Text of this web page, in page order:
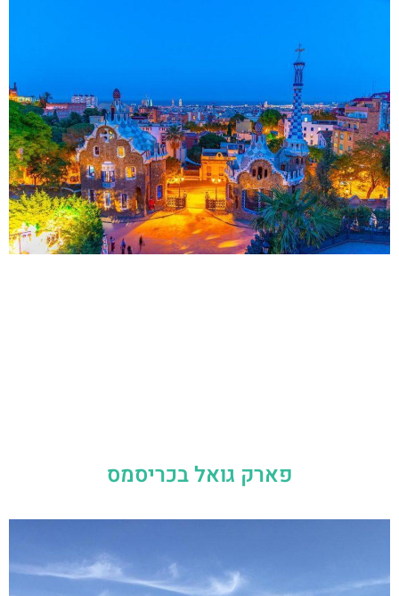
פארק גואל בכריסמס